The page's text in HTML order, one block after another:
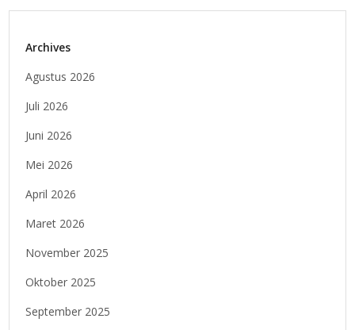
Archives
Agustus 2026
Juli 2026
Juni 2026
Mei 2026
April 2026
Maret 2026
November 2025
Oktober 2025
September 2025